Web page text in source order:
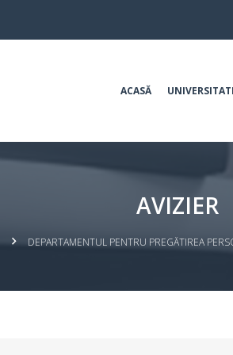
ACASĂ
AVIZIER
DEPARTAMENTUL PENTRU PREGĂTIREA